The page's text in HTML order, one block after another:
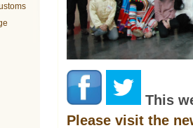
This
Please visit the